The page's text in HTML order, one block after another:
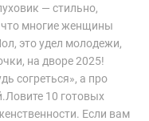
— стильно,
многие женщины
это удел молодежи,
на дворе 2025!
согреться», а про
10 готовых
Если вам